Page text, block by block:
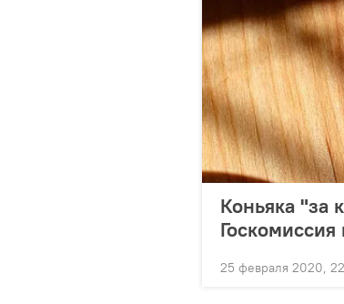
Коньяка "за
25 февраля 2020,